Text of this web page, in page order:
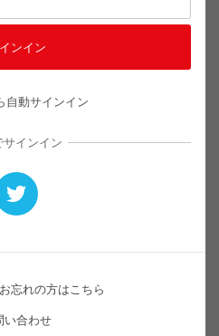
自動サインイン
サインイン
忘れの方はこちら
い合わせ